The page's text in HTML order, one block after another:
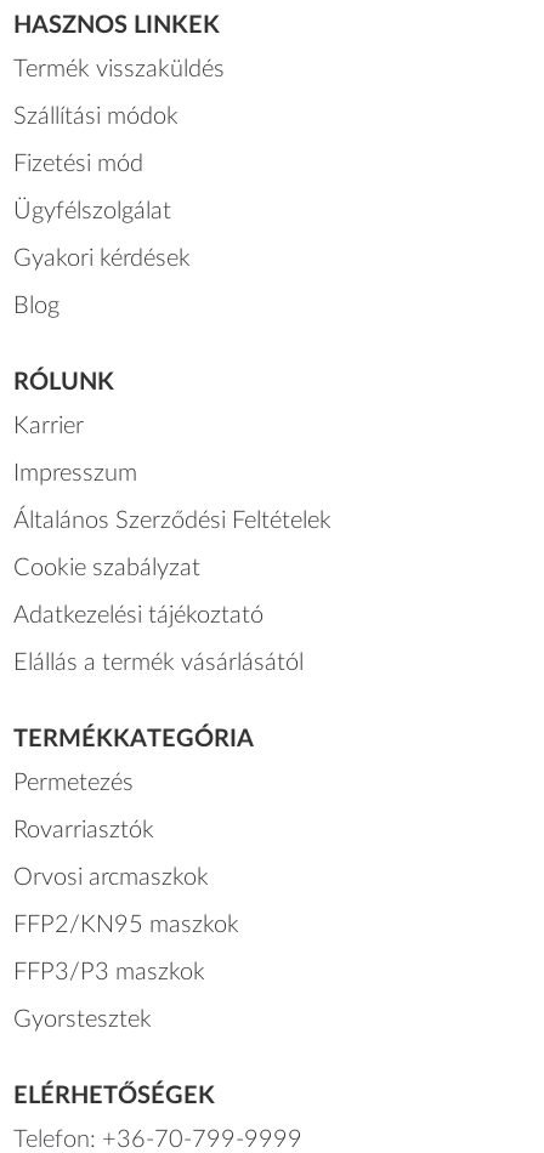
HASZNOS LINKEK
Termék visszaküldés
Szállítási módok
Fizetési mód
Ügyfélszolgálat
Gyakori kérdések
Blog
RÓLUNK
Karrier
Impresszum
Általános Szerződési Feltételek
Cookie szabályzat
Adatkezelési tájékoztató
Elállás a termék vásárlásától
TERMÉKKATEGÓRIA
Permetezés
Rovarriasztók
Orvosi arcmaszkok
FFP2/KN95 maszkok
FFP3/P3 maszkok
Gyorstesztek
ELÉRHETŐSÉGEK
Telefon: +36-70-799-9999